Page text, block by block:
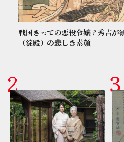
戦国きっての悪役令嬢？秀吉が
（淀殿）の悲しき素顔